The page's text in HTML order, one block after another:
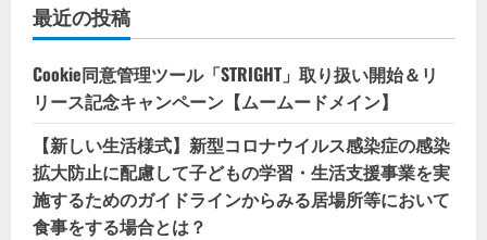
最近の投稿
Cookie同意管理ツール「STRIGHT」取り扱い開始＆リ
リース記念キャンペーン【ムームードメイン】
【新しい生活様式】新型コロナウイルス感染症の感染
拡大防止に配慮して子どもの学習・生活支援事業を実
施するためのガイドラインからみる居場所等において
食事をする場合とは？